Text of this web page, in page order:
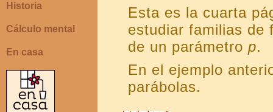
Historia
Cálculo mental
En casa
Esta es la cuarta
estudiar familias de
de un parámetro p.
En el ejemplo
parábolas.